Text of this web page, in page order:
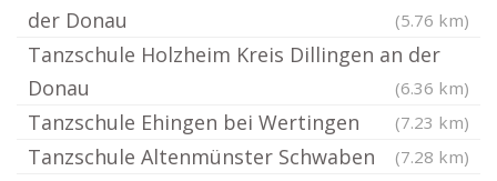
der Donau
(5.76 km)
Tanzschule Holzheim Kreis Dillingen an der
Donau
(6.36 km)
Tanzschule Ehingen bei Wertingen (7.23 km)
Tanzschule Altenmünster Schwaben (7.28 km)